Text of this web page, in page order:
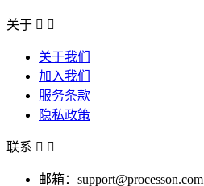
关于  
关于我们
加入我们
服务条款
隐私政策
联系  
邮箱：support@processon.com